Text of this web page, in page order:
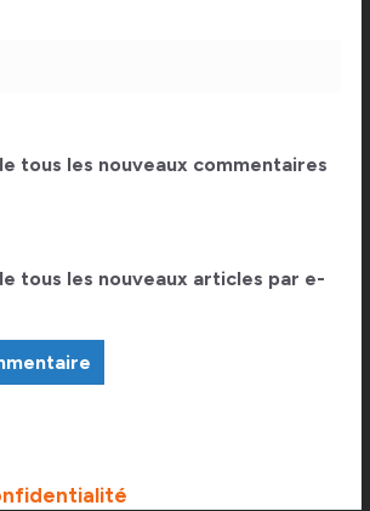
tous les nouveaux commentaires
tous les nouveaux articles par e-